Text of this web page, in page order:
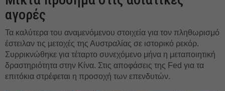
αγορές
Τα καλύτερα του αναμενόμενου στοιχεία για τον πληθωρισμό
έστειλαν τις μετοχές της Αυστραλίας σε ιστορικό ρεκόρ.
Συρρικνώθηκε για τέταρτο συνεχόμενο μήνα η μεταποιητική
δραστηριότητα στην Κίνα. Στις αποφάσεις της Fed για τα
επιτόκια στρέφεται η προσοχή των επενδυτών.